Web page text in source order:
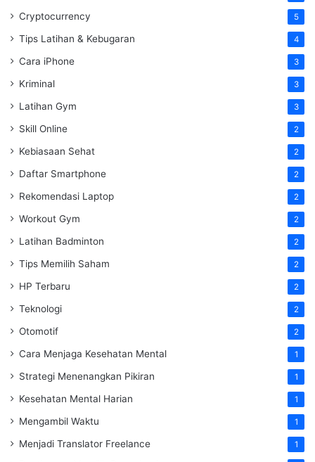
Cryptocurrency 5
Tips Latihan & Kebugaran 4
Cara iPhone 3
Kriminal 3
Latihan Gym 3
Skill Online 2
Kebiasaan Sehat 2
Daftar Smartphone 2
Rekomendasi Laptop 2
Workout Gym 2
Latihan Badminton 2
Tips Memilih Saham 2
HP Terbaru 2
Teknologi 2
Otomotif 2
Cara Menjaga Kesehatan Mental 1
Strategi Menenangkan Pikiran 1
Kesehatan Mental Harian 1
Mengambil Waktu 1
Menjadi Translator Freelance 1